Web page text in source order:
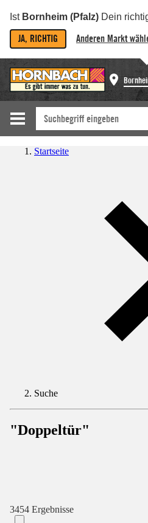
Ist Bornheim (Pfalz) Dein
JA, RICHTIG Anderen Markt
Startseite
Suche
"Doppeltür"
3454 Ergebnisse